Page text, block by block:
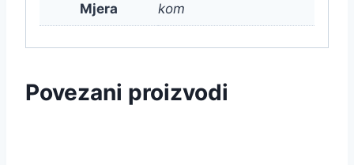
Mjera kom
Povezani proizvodi